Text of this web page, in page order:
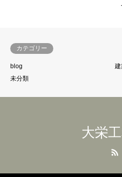
カテゴリー
blog
建
未分類
大栄